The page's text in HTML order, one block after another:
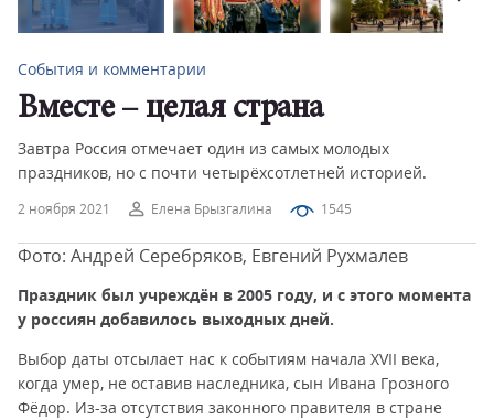
2 ноября 2021 Елена Брызгалина 1545
События и комментарии
Вместе – целая страна
Завтра Россия отмечает один из самых молодых
праздников, но с почти четырёхсотлетней историей.
Фото: Андрей Серебряков, Евгений Рухмалев
Праздник был учреждён в 2005 году, и с этого момента
у россиян добавилось выходных дней.
Выбор даты отсылает нас к событиям начала XVII века,
когда умер, не оставив наследника, сын Ивана Грозного
Фёдор. Из-за отсутствия законного правителя в стране